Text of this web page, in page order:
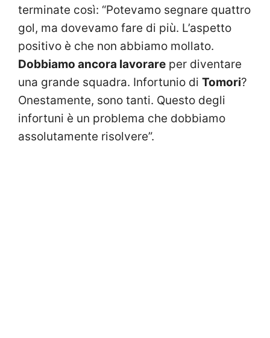
terminate così: “Potevamo segnare quattro
gol, ma dovevamo fare di più. L’aspetto
positivo è che non abbiamo mollato.
Dobbiamo ancora lavorare per diventare
una grande squadra. Infortunio di Tomori?
Onestamente, sono tanti. Questo degli
infortuni è un problema che dobbiamo
assolutamente risolvere”.